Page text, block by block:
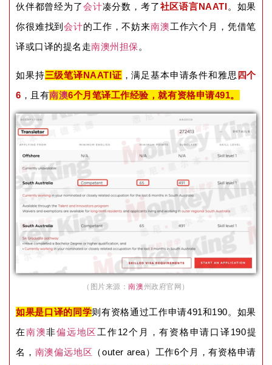
伙伴都曾经为了会计凑分数，考了社区语言NAATI。如果
你很难找到会计的工作，不妨来南澳工作六个月，凭借笔
译或口译的提名走南澳州担保 。
如果持三级笔译NAATI证 ，满足基本申请条件和雅思 四个
6 ，且有南澳6个月笔译工作经验，就有资格申请491。
（图片来源：南澳州政府官网）
如果是口译的同学则有资格通过工作申请491和190。如果
在南澳非偏远地区 工作12个月，有资格申请口译190提
名， 南澳偏远地区 （outer area）工作6个月，有资格申请